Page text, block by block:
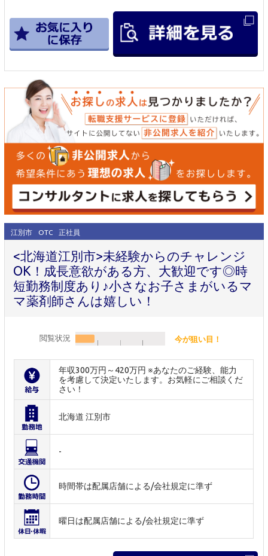
江別市 OTC 正社員
<北海道江別市>未経験からのチャレンジ
OK！成長意欲がある方、大歓迎です◎時
短勤務制度あり♪小さなお子さまがいるマ
マ薬剤師さんは嬉しい！
閲覧状況 今が狙い目！
年収300万円～420万円 ※あなたのご経験、能力
を考慮して決定いたします。お気軽にご相談くだ
さい！
北海道 江別市
-
時間帯は配属店舗による/会社規定に準ず
曜日は配属店舗による/会社規定に準ず